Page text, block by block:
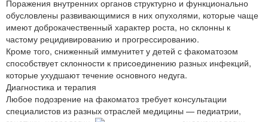
Поражения внутренних органов структурно и функционально
обусловлены развивающимися в них опухолями, которые чаще
имеют доброкачественный характер роста, но склонны к
частому рецидивированию и прогрессированию.
Кроме того, сниженный иммунитет у детей с факоматозом
способствует склонности к присоединению разных инфекций,
которые ухудшают течение основного недуга.
Диагностика и терапия
Любое подозрение на факоматоз требует консультации
специалистов из разных отраслей медицины — педиатрии,